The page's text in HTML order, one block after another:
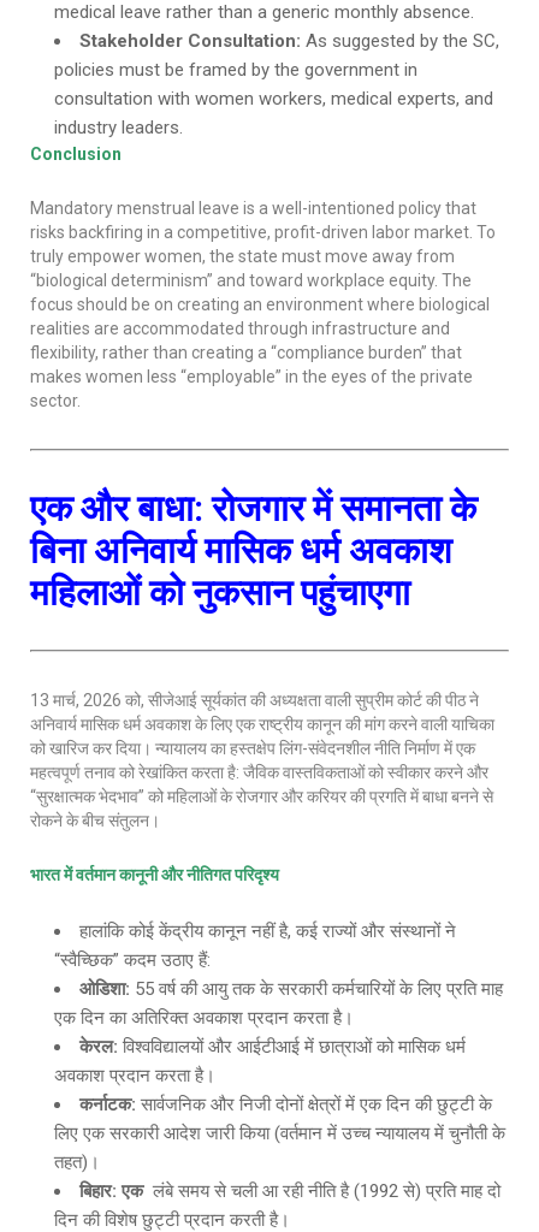
medical leave rather than a generic monthly absence.
Stakeholder Consultation: As suggested by the SC,
policies must be framed by the government in
consultation with women workers, medical experts, and
industry leaders.
Conclusion
Mandatory menstrual leave is a well-intentioned policy that
risks backfiring in a competitive, profit-driven labor market. To
truly empower women, the state must move away from
“biological determinism” and toward workplace equity. The
focus should be on creating an environment where biological
realities are accommodated through infrastructure and
flexibility, rather than creating a “compliance burden” that
makes women less “employable” in the eyes of the private
sector.
एक और बाधा: रोजगार में समानता के
बिना अनिवार्य मासिक धर्म अवकाश
महिलाओं को नुकसान पहुंचाएगा
13 मार्च, 2026 को, सीजेआई सूर्यकांत की अध्यक्षता वाली सुप्रीम कोर्ट की पीठ ने
अनिवार्य मासिक धर्म अवकाश के लिए एक राष्ट्रीय कानून की मांग करने वाली याचिका
को खारिज कर दिया। न्यायालय का हस्तक्षेप लिंग-संवेदनशील नीति निर्माण में एक
महत्वपूर्ण तनाव को रेखांकित करता है: जैविक वास्तविकताओं को स्वीकार करने और
“सुरक्षात्मक भेदभाव” को महिलाओं के रोजगार और करियर की प्रगति में बाधा बनने से
रोकने के बीच संतुलन।
भारत में वर्तमान कानूनी और नीतिगत परिदृश्य
हालांकि कोई केंद्रीय कानून नहीं है, कई राज्यों और संस्थानों ने
“स्वैच्छिक” कदम उठाए हैं:
ओडिशा: 55 वर्ष की आयु तक के सरकारी कर्मचारियों के लिए प्रति माह
एक दिन का अतिरिक्त अवकाश प्रदान करता है।
केरल: विश्वविद्यालयों और आईटीआई में छात्राओं को मासिक धर्म
अवकाश प्रदान करता है।
कर्नाटक: सार्वजनिक और निजी दोनों क्षेत्रों में एक दिन की छुट्टी के
लिए एक सरकारी आदेश जारी किया (वर्तमान में उच्च न्यायालय में चुनौती के
तहत)।
बिहार: एक लंबे समय से चली आ रही नीति है (1992 से) प्रति माह दो
दिन की विशेष छुट्टी प्रदान करती है।